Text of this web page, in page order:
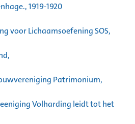
1919-1920
voor Lichaamsoefening SOS,
Patrimonium,
Volharding leidt tot het